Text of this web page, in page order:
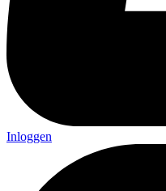
Inloggen